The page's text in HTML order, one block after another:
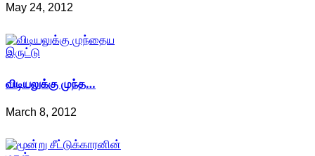
May 24, 2012
விடியலுக்கு முந்த…
March 8, 2012